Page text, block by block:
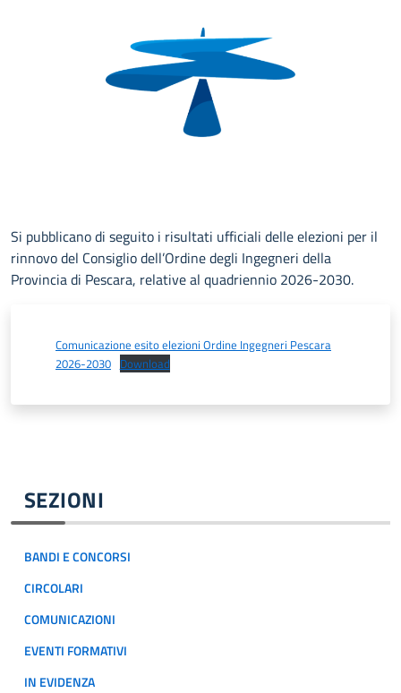
SEZIONI
BANDI E CONCORSI
CIRCOLARI
COMUNICAZIONI
EVENTI FORMATIVI
IN EVIDENZA
Si pubblicano di seguito i risultati ufficiali delle elezioni per il
rinnovo del Consiglio dell’Ordine degli Ingegneri della
Provincia di Pescara, relative al quadriennio 2026-2030.
Comunicazione esito elezioni Ordine Ingegneri Pescara
2026-2030 Download